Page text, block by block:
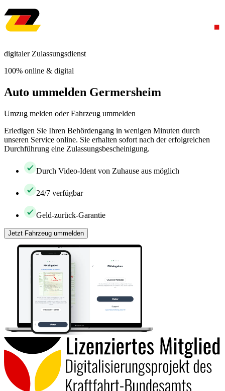
digitaler Zulassungsdienst
100% online & digital
Auto ummelden Germersheim
Umzug melden oder Fahrzeug ummelden
Erledigen Sie Ihren Behördengang in wenigen Minuten durch
unseren Service online. Sie erhalten sofort nach der erfolgreichen
Durchführung eine Zulassungsbescheinigung.
Durch Video-Ident von Zuhause aus möglich
24/7 verfügbar
Geld-zurück-Garantie
Jetzt Fahrzeug ummelden